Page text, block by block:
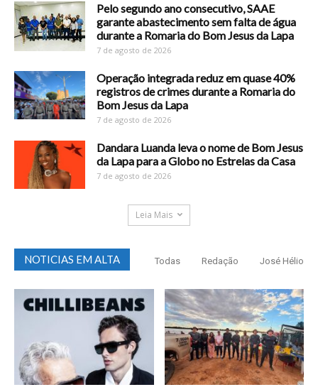
Pelo segundo ano consecutivo, SAAE
garante abastecimento sem falta de água
durante a Romaria do Bom Jesus da Lapa
7 de agosto de 2026
Operação integrada reduz em quase 40%
registros de crimes durante a Romaria do
Bom Jesus da Lapa
7 de agosto de 2026
Dandara Luanda leva o nome de Bom Jesus
da Lapa para a Globo no Estrelas da Casa
7 de agosto de 2026
Leia Mais
NOTICIAS EM ALTA Todas Redação José Hélio